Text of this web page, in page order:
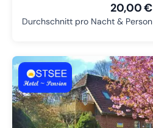
20,00 €
Durchschnitt pro Nacht & Person